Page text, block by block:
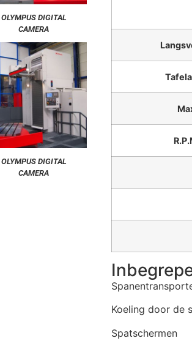
OLYMPUS DIGITAL
CAMERA
OLYMPUS DIGITAL
CAMERA
Koeling door de
Spatschermen